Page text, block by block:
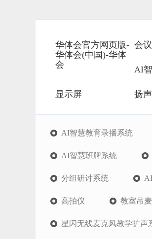
华体会官方网页版-
华体会(中国)-华体
会
会
AI
显示屏 扬
AI智慧教育录播系统
AI智慧班牌系统
分组研讨系统
高拍仪 教室吊
星闪无线麦克风教学扩声